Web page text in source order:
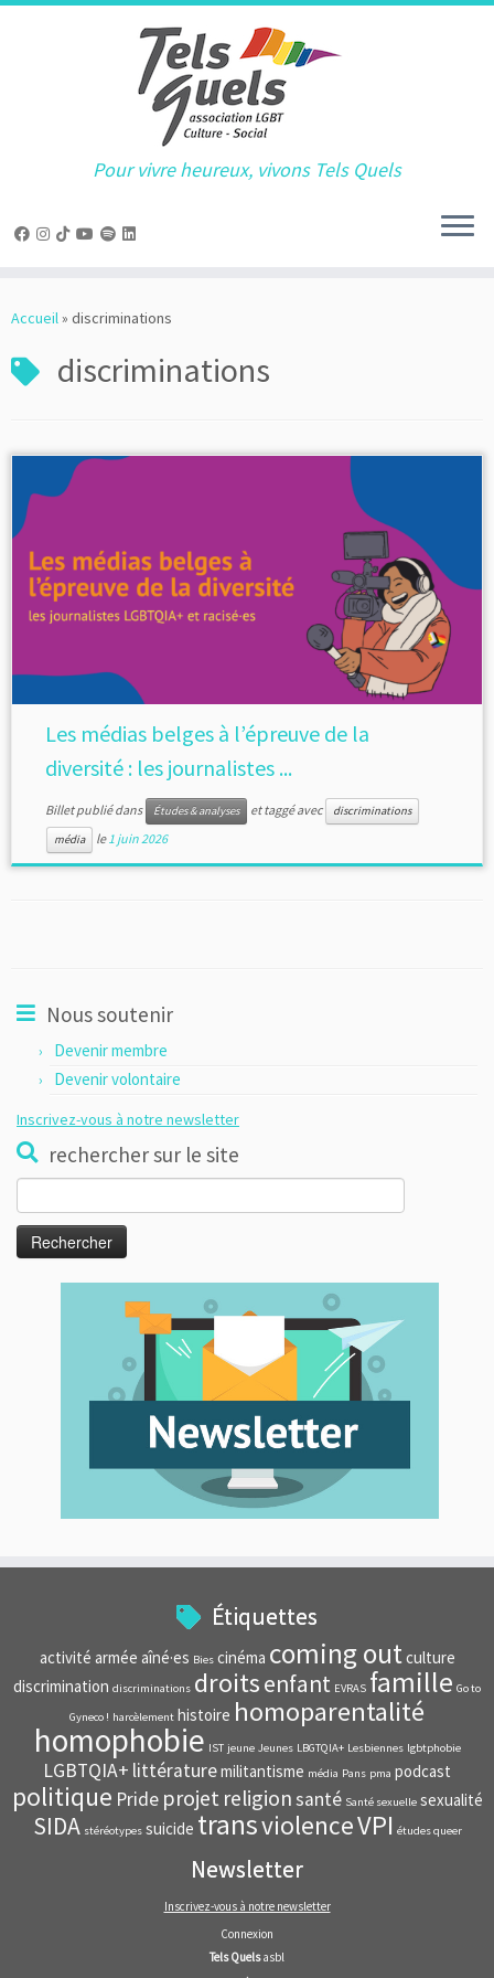
au
Pour vivre heureux, vivons Tels Quels
Accueil» discriminations
discriminations
Les médias belges à l’épreuve de la
diversité : les journalistes ...
Billet publié dans Études & analyses et taggé avec
discriminations
média
le 1 juin 2026
Nous soutenir
Devenir membre
Devenir volontaire
Inscrivez-vous à notre newsletter
rechercher sur le site
Étiquettes
activité armée aîné·es Bies cinéma coming outculture
discrimination discriminations droitsenfant EVRAS famille Go to
Gyneco ! harcèlement histoire homoparentalité
homophobie IST jeune Jeunes LBGTQIA+ Lesbiennes lgbtphobie
LGBTQIA+ littératuremilitantisme média Pans pma podcast
politique Pride projet religionsanté Santé sexuelle sexualité
SIDA stéréotypes suicide transviolenceVPI études queer
Newsletter
Inscrivez-vous à notre newsletter
Connexion
Tels Quelsasbl